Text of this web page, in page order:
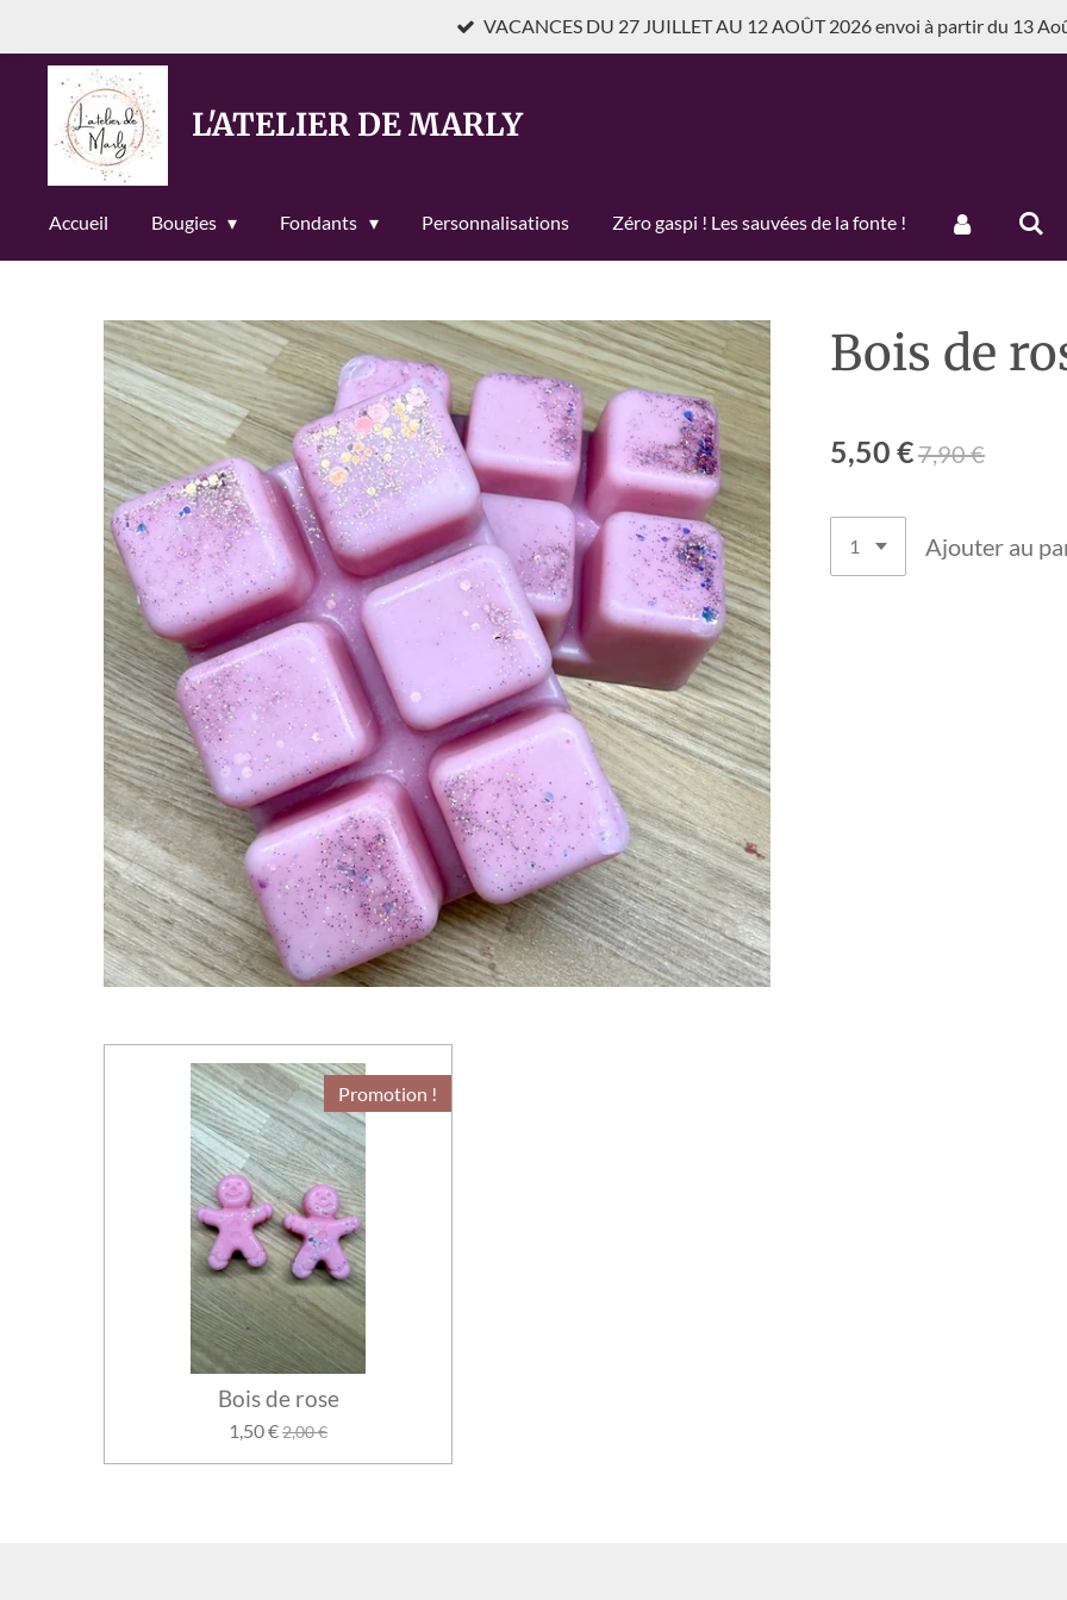
au
contenu
principal
VACANCES DU 27 JUILLET AU 12 AOÛT 2026 envoi à partir du 13
L'ATELIER DE MARLY
Accueil Bougies Fondants Personnalisations Zéro gaspi ! Les sauvées de la fonte !
Bois de
5,50 €7,90 €
Ajouter au
Promotion !
Bois de rose
1,50 €2,00 €